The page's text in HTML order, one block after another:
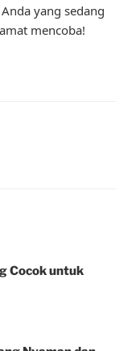
yang sedang
mencoba!
Cocok untuk